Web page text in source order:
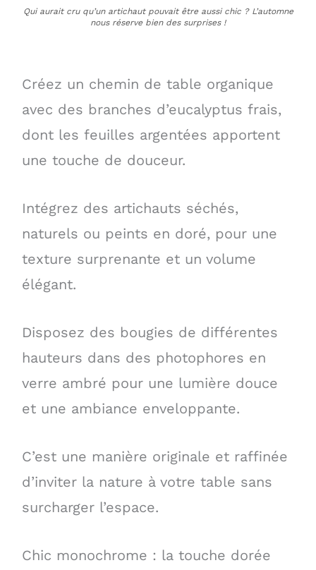
Qui aurait cru qu’un artichaut pouvait être aussi chic ? L’automne
nous réserve bien des surprises !
Créez un chemin de table organique
avec des branches d’eucalyptus frais,
dont les feuilles argentées apportent
une touche de douceur.
Intégrez des artichauts séchés,
naturels ou peints en doré, pour une
texture surprenante et un volume
élégant.
Disposez des bougies de différentes
hauteurs dans des photophores en
verre ambré pour une lumière douce
et une ambiance enveloppante.
C’est une manière originale et raffinée
d’inviter la nature à votre table sans
surcharger l’espace.
Chic monochrome : la touche dorée